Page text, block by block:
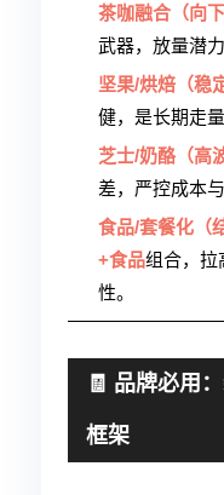
茶咖融合（向下
武器，放量潜
坚果/烘焙（稳
健，是长期走量
芝士/奶酪（高
差，严控成本与
食品/套餐化（
+食品组合，拉
性。
🧾 品牌必用
框架